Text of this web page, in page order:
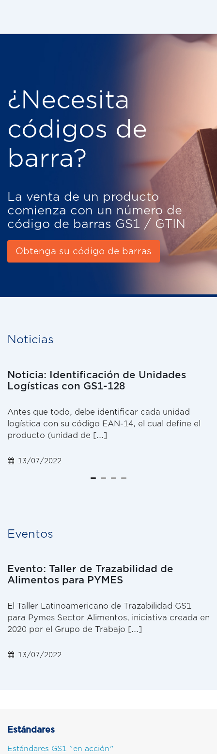
¿Necesita
códigos de
barra?
La venta de un producto
comienza con un número de
código de barras GS1 / GTIN
Obtenga su código de barras
Noticias
Noticia: Solicitar Códigos de Barras
GS1 Ecuador
GS1 es el único organismo oficial a nivel mundial
de asignar claves de identificación GTIN’s y
códigos de barras [...]
26/02/2018
Eventos
Evento: Taller de Trazabilidad de
Alimentos para PYMES
El Taller Latinoamericano de Trazabilidad GS1
para Pymes Sector Alimentos, iniciativa creada en
2020 por el Grupo de Trabajo [...]
13/07/2022
Estándares
Estándares GS1 "en acción"